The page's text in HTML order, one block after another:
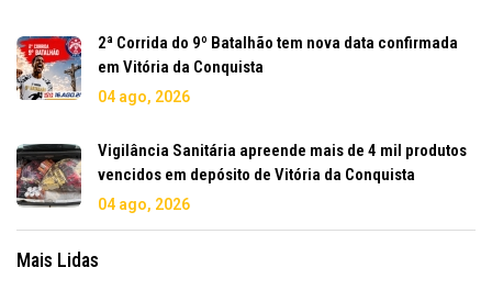
2ª Corrida do 9º Batalhão tem nova data confirmada
em Vitória da Conquista
04 ago, 2026
Vigilância Sanitária apreende mais de 4 mil produtos
vencidos em depósito de Vitória da Conquista
04 ago, 2026
Mais Lidas